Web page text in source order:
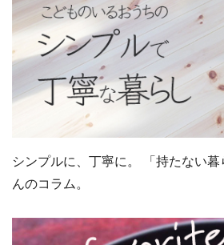
シンプルに、丁寧に。 「持たない
んのコラム。